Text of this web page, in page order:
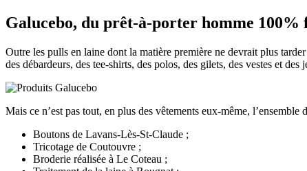
Galucebo, du prêt-à-porter homme 100%
Outre les pulls en laine dont la matière première ne devrait plus
des débardeurs, des tee-shirts, des polos, des gilets, des vestes et
Mais ce n’est pas tout, en plus des vêtements eux-même,
Boutons de Lavans-Lès-St-Claude ;
Tricotage de Coutouvre ;
Broderie réalisée à Le Coteau ;